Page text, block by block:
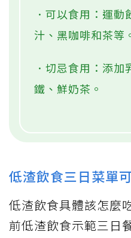
．可以食用：運
汁、黑咖啡和茶等
．切忌食用：添
鐵、鮮奶茶。
低渣飲食三日菜單
低渣飲食具體該怎麼
前低渣飲食示範三日